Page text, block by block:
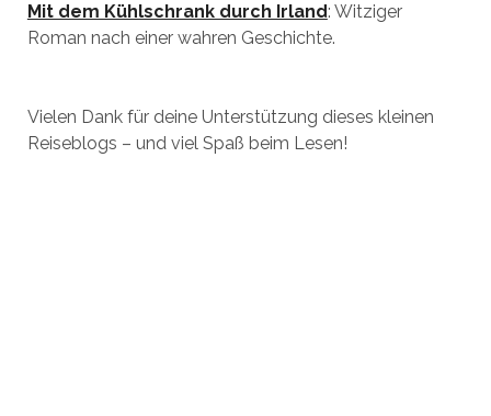
Mit dem Kühlschrank durch Irland: Witziger
Roman nach einer wahren Geschichte.
Vielen Dank für deine Unterstützung dieses kleinen
Reiseblogs – und viel Spaß beim Lesen!